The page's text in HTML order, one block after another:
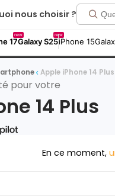
nous choisir ?
17
new
Galaxy S25
new
iPhone 15
Apple iPhone 14 Plus
pour votre
14 Plus
En ce moment,